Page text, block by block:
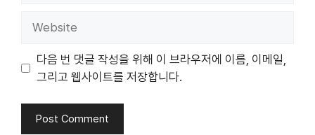
다음 번 댓글 작성을 위해 이 브라우저에 이름, 이메일,
그리고 웹사이트를 저장합니다.